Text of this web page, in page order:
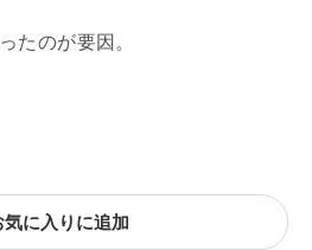
たのが要因。
気に入りに追加